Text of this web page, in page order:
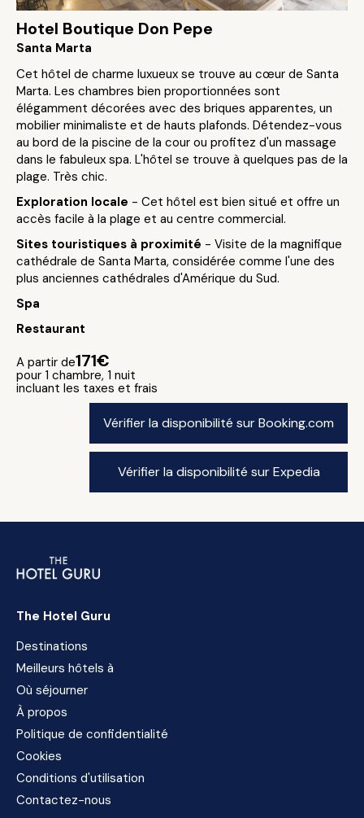
Hotel Boutique Don Pepe
Santa Marta
Cet hôtel de charme luxueux se trouve au cœur de Santa
Marta. Les chambres bien proportionnées sont
élégamment décorées avec des briques apparentes, un
mobilier minimaliste et de hauts plafonds. Détendez-vous
au bord de la piscine de la cour ou profitez d'un massage
dans le fabuleux spa. L'hôtel se trouve à quelques pas de la
plage. Très chic.
Exploration locale - Cet hôtel est bien situé et offre un
accès facile à la plage et au centre commercial.
Sites touristiques à proximité - Visite de la magnifique
cathédrale de Santa Marta, considérée comme l'une des
plus anciennes cathédrales d'Amérique du Sud.
Spa
Restaurant
A partir de171€
pour 1 chambre, 1 nuit
incluant les taxes et frais
Vérifier la disponibilité sur Booking.com
Vérifier la disponibilité sur Expedia
The Hotel Guru
Destinations
Meilleurs hôtels à
Où séjourner
À propos
Politique de confidentialité
Cookies
Conditions d'utilisation
Contactez-nous